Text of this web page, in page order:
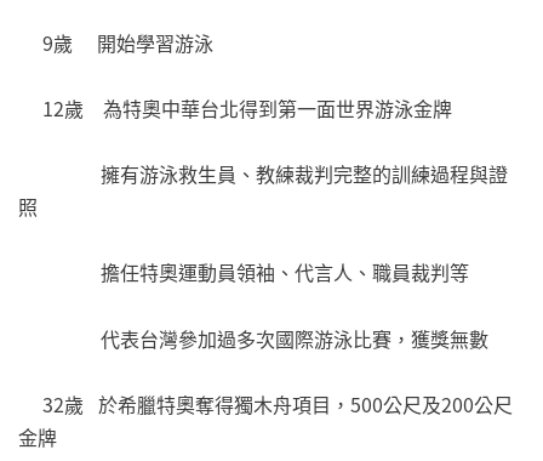
9歲 開始學習游泳
12歲 為特奧中華台北得到第一面世界游泳金牌
擁有游泳救生員、教練裁判完整的訓練過程與證
照
擔任特奧運動員領袖、代言人、職員裁判等
代表台灣參加過多次國際游泳比賽，獲獎無數
32歲 於希臘特奧奪得獨木舟項目，500公尺及200公尺
金牌